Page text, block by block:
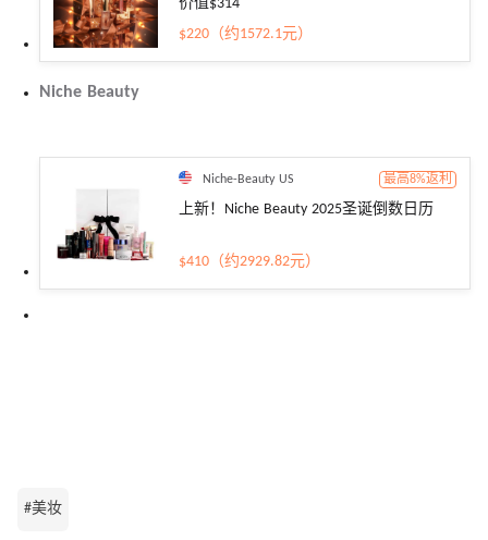
价值$314
$220（约1572.1元）
Niche Beauty
Niche-Beauty US 最高8%返利
上新！Niche Beauty 2025圣诞倒数日历
$410（约2929.82元）
#美妆